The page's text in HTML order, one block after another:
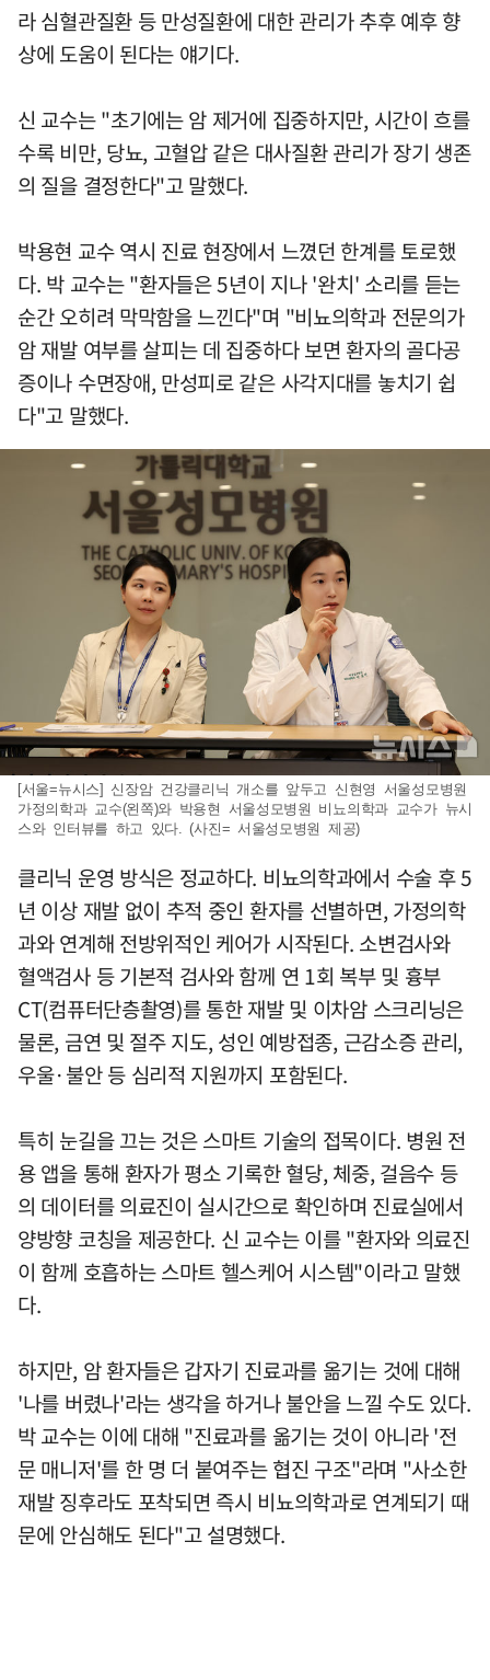
라 심혈관질환 등 만성질환에 대한 관리가 추후 예후 향
상에 도움이 된다는 얘기다.
신 교수는 "초기에는 암 제거에 집중하지만, 시간이 흐를
수록 비만, 당뇨, 고혈압 같은 대사질환 관리가 장기 생존
의 질을 결정한다"고 말했다.
박용현 교수 역시 진료 현장에서 느꼈던 한계를 토로했
다. 박 교수는 "환자들은 5년이 지나 '완치' 소리를 듣는
순간 오히려 막막함을 느낀다"며 "비뇨의학과 전문의가
암 재발 여부를 살피는 데 집중하다 보면 환자의 골다공
증이나 수면장애, 만성피로 같은 사각지대를 놓치기 쉽
다"고 말했다.
[서울=뉴시스] 신장암 건강클리닉 개소를 앞두고 신현영 서울성모병원
가정의학과 교수(왼쪽)와 박용현 서울성모병원 비뇨의학과 교수가 뉴시
스와 인터뷰를 하고 있다. (사진= 서울성모병원 제공)
클리닉 운영 방식은 정교하다. 비뇨의학과에서 수술 후 5
년 이상 재발 없이 추적 중인 환자를 선별하면, 가정의학
과와 연계해 전방위적인 케어가 시작된다. 소변검사와
혈액검사 등 기본적 검사와 함께 연 1회 복부 및 흉부
CT(컴퓨터단층촬영)를 통한 재발 및 이차암 스크리닝은
물론, 금연 및 절주 지도, 성인 예방접종, 근감소증 관리,
우울·불안 등 심리적 지원까지 포함된다.
특히 눈길을 끄는 것은 스마트 기술의 접목이다. 병원 전
용 앱을 통해 환자가 평소 기록한 혈당, 체중, 걸음수 등
의 데이터를 의료진이 실시간으로 확인하며 진료실에서
양방향 코칭을 제공한다. 신 교수는 이를 "환자와 의료진
이 함께 호흡하는 스마트 헬스케어 시스템"이라고 말했
다.
하지만, 암 환자들은 갑자기 진료과를 옮기는 것에 대해
'나를 버렸나'라는 생각을 하거나 불안을 느낄 수도 있다.
박 교수는 이에 대해 "진료과를 옮기는 것이 아니라 '전
문 매니저'를 한 명 더 붙여주는 협진 구조"라며 "사소한
재발 징후라도 포착되면 즉시 비뇨의학과로 연계되기 때
문에 안심해도 된다"고 설명했다.